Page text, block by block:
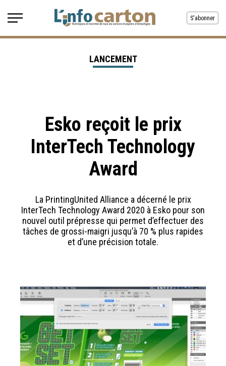
S'abonner
Esko reçoit le prix
InterTech Technology
Award
La PrintingUnited Alliance a décerné le prix
InterTech Technology Award 2020 à Esko pour son
nouvel outil prépresse qui permet d’effectuer des
tâches de grossi-maigri jusqu’à 70 % plus rapides
et d’une précision totale.
LANCEMENT